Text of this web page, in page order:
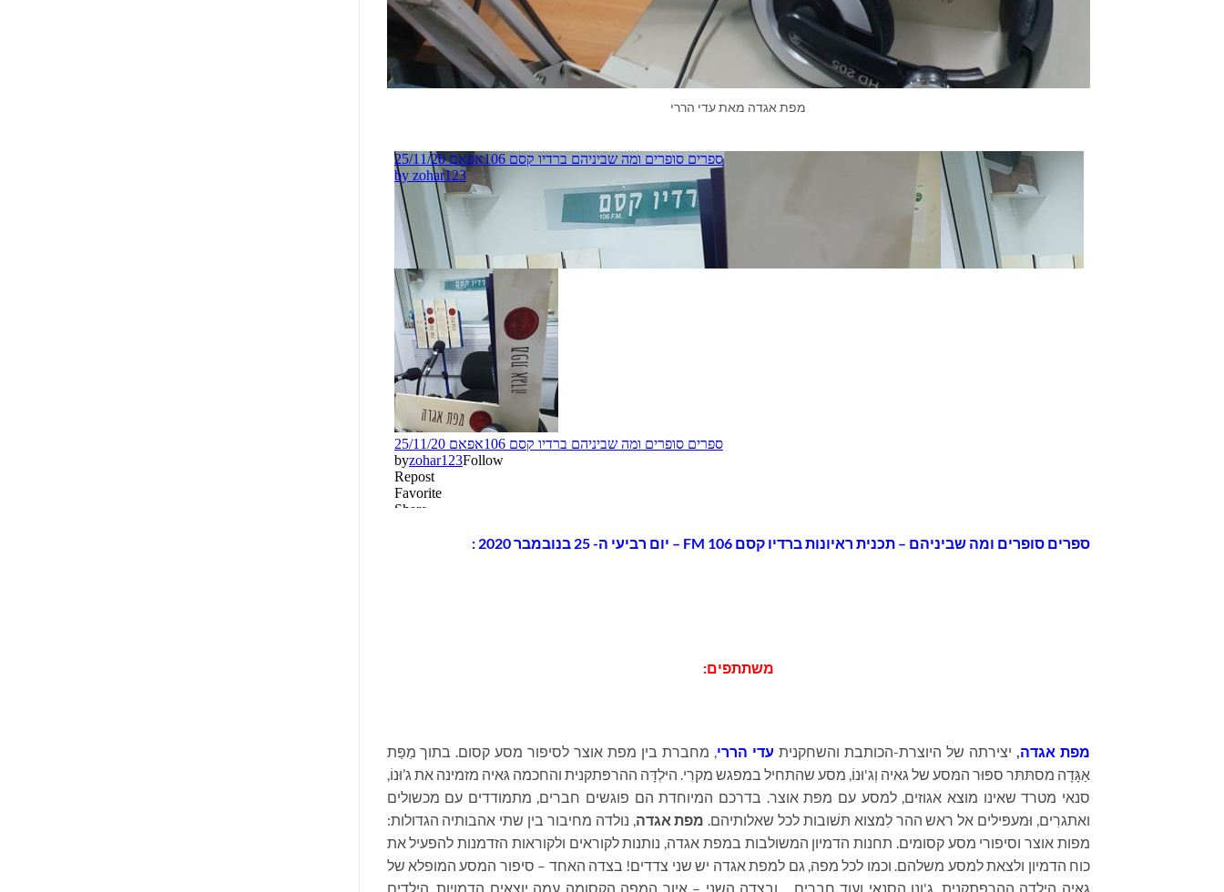
מפת אגדה מאת עדי הררי
ספרים סופרים ומה שביניהם – תכנית ראיונות ברדיו קסם 106 FM – יום רביעי ה- 25 בנובמבר 2020 :
משתתפים:
מפת אגדה יצירתה של היוצרת-הכותבת והשחקנית עדי הררי , מחברת בין מפת אוצר לסיפור מסע קסום בתוך מַפַּת
אַגָּדָה מסתּתּר ספּוּר המּסע של גאיה וְג'וּנוֹ, מסע שהתחיל במפגש מקרִי היּלְדָּה ההרפּתקנית והחכמה גּאיה מזמינה את ג’וּנוֹ,
סנאי מטרד שאינו מוצא אגוזים, למסע עם מפּת אוצר. בדרכם המיוחדת הם פוגשים חברים, מתמודדים עם מכשולים
ואתגרִים, וּמעפּילים אל ראש ההר לִמצוא תּשׁובות לכל שאלותיהם מפת אגדה , נולדה מחיבור בין שתי אהבותיה הגדולות:
מפות אוצר וסיפורי מסע קסומים תחנות הדמיון המשולבות במפת אגדה, נותנות לקוראים ולקוראות הזדמנות להפעיל את
כוח הדמיון ולצאת למסע משלהם וכמו לכל מפה, גם למפת אגדה יש שני צדדים! בצדה האחד – סיפור המסע המופלא של
גאיה הילדה ההרפתקנית, ג'ונו הסנאי ועוד חברים
ובצדה השני – איור המפה הקסומה עמה יוצאים הדמויות, הילדים